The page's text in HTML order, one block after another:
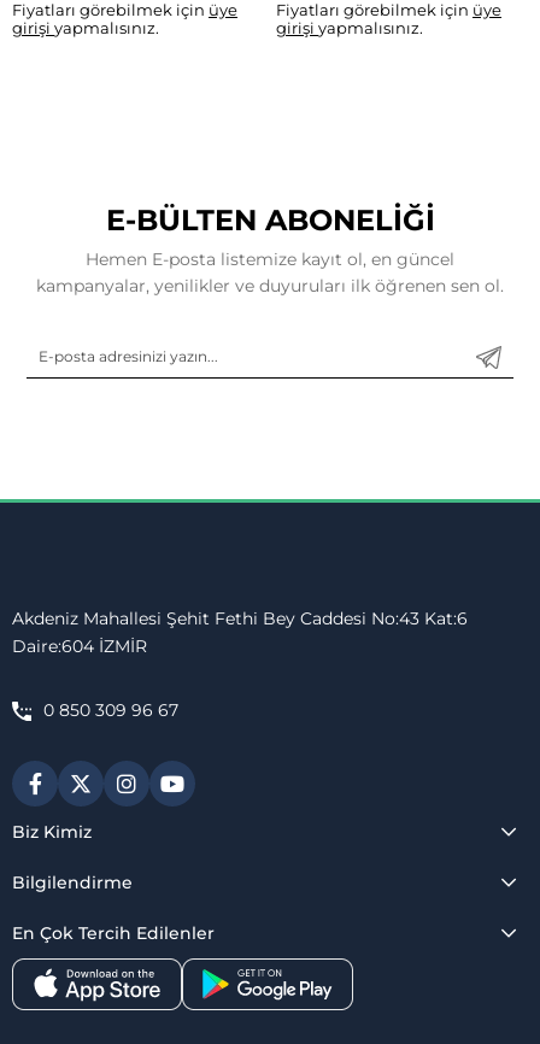
Fiyatları görebilmek için üye
girişi yapmalısınız.
Fiyatları görebilmek için üye
girişi yapmalısınız.
E-BÜLTEN ABONELİĞİ
Hemen E-posta listemize kayıt ol, en güncel
kampanyalar, yenilikler ve duyuruları ilk öğrenen sen ol.
Akdeniz Mahallesi Şehit Fethi Bey Caddesi No:43 Kat:6
Daire:604 İZMİR
0 850 309 96 67
Biz Kimiz
Bilgilendirme
En Çok Tercih Edilenler